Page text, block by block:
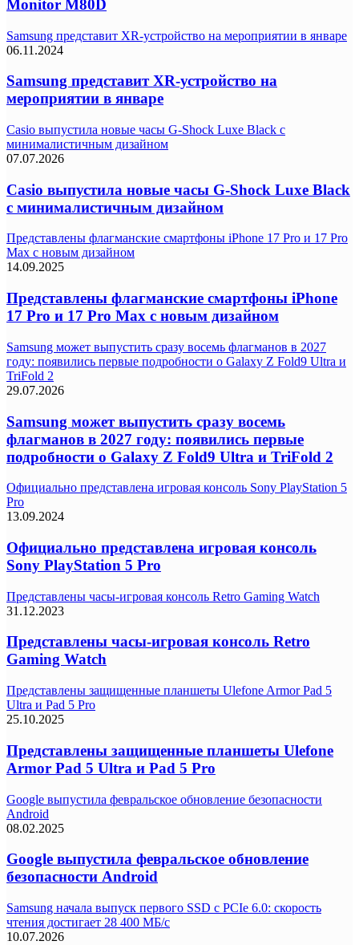
Monitor M80D
Samsung представит XR-устройство на мероприятии в январе
06.11.2024
Samsung представит XR-устройство на
мероприятии в январе
Casio выпустила новые часы G-Shock Luxe Black с
минималистичным дизайном
07.07.2026
Casio выпустила новые часы G-Shock Luxe Black
с минималистичным дизайном
Представлены флагманские смартфоны iPhone 17 Pro и 17 Pro
Max с новым дизайном
14.09.2025
Представлены флагманские смартфоны iPhone
17 Pro и 17 Pro Max с новым дизайном
Samsung может выпустить сразу восемь флагманов в 2027
году: появились первые подробности о Galaxy Z Fold9 Ultra и
TriFold 2
29.07.2026
Samsung может выпустить сразу восемь
флагманов в 2027 году: появились первые
подробности о Galaxy Z Fold9 Ultra и TriFold 2
Официально представлена игровая консоль Sony PlayStation 5
Pro
13.09.2024
Официально представлена игровая консоль
Sony PlayStation 5 Pro
Представлены часы-игровая консоль Retro Gaming Watch
31.12.2023
Представлены часы-игровая консоль Retro
Gaming Watch
Представлены защищенные планшеты Ulefone Armor Pad 5
Ultra и Pad 5 Pro
25.10.2025
Представлены защищенные планшеты Ulefone
Armor Pad 5 Ultra и Pad 5 Pro
Google выпустила февральское обновление безопасности
Android
08.02.2025
Google выпустила февральское обновление
безопасности Android
Samsung начала выпуск первого SSD с PCIe 6.0: скорость
чтения достигает 28 400 МБ/с
10.07.2026